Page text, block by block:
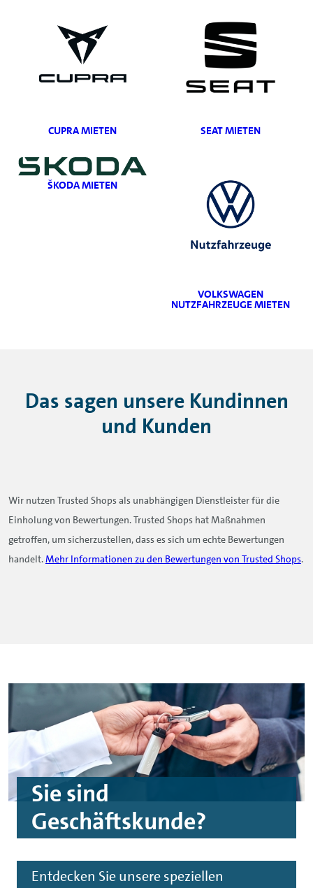
CUPRA MIETEN SEAT MIETEN
ŠKODA MIETEN
VOLKSWAGEN
NUTZFAHRZEUGE MIETEN
Das sagen unsere Kundinnen
und Kunden
Wir nutzen Trusted Shops als unabhängigen Dienstleister für die
Einholung von Bewertungen. Trusted Shops hat Maßnahmen
getroffen, um sicherzustellen, dass es sich um echte Bewertungen
handelt.Mehr Informationen zu den Bewertungen von Trusted Shops.
Sie sind
Geschäftskunde?
Entdecken Sie unsere speziellen